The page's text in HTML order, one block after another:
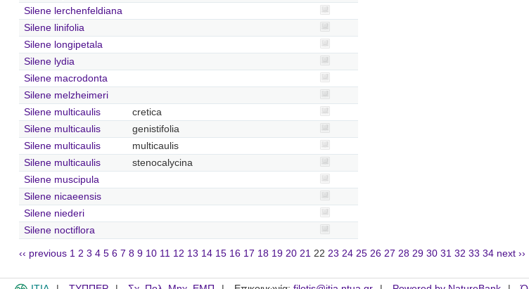
Silene lerchenfeldiana
Silene linifolia
Silene longipetala
Silene lydia
Silene macrodonta
Silene melzheimeri
Silene multicaulis
cretica
Silene multicaulis
genistifolia
Silene multicaulis
multicaulis
Silene multicaulis
stenocalycina
Silene muscipula
Silene nicaeensis
Silene niederi
Silene noctiflora
‹‹ previous 1 2 3 4 5 6 7 8 9 10 11 12 13 14 15 16 17 18 19 20 21 22 23 24 25 26 27 28 29 30 31 32 33 34 next ››